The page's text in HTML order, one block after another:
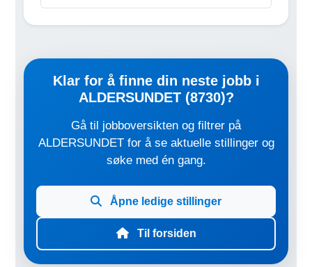
Klar for å finne din neste jobb i
ALDERSUNDET (8730)?
Gå til jobboversikten og filtrer på
ALDERSUNDET for å se aktuelle stillinger og
søke med én gang.
Åpne ledige stillinger
Til forsiden